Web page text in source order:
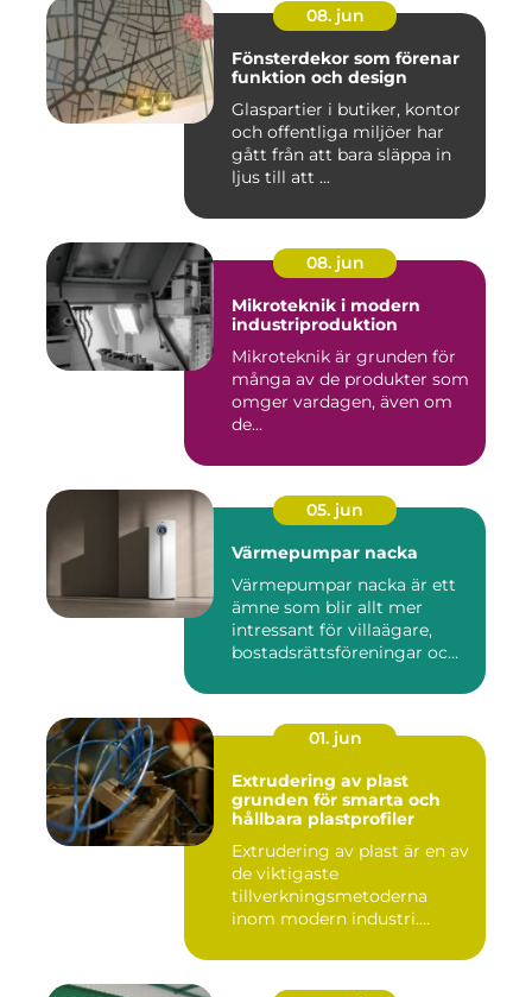
08. jun
Fönsterdekor som förenar
funktion och design
Glaspartier i butiker, kontor
och offentliga miljöer har
gått från att bara släppa in
ljus till att ...
08. jun
Mikroteknik i modern
industriproduktion
Mikroteknik är grunden för
många av de produkter som
omger vardagen, även om
de...
05. jun
Värmepumpar nacka
Värmepumpar nacka är ett
ämne som blir allt mer
intressant för villaägare,
bostadsrättsföreningar oc...
01. jun
Extrudering av plast
grunden för smarta och
hållbara plastprofiler
Extrudering av plast är en av
de viktigaste
tillverkningsmetoderna
inom modern industri.